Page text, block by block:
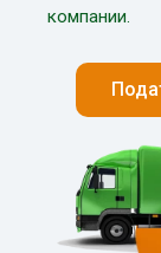
компании.